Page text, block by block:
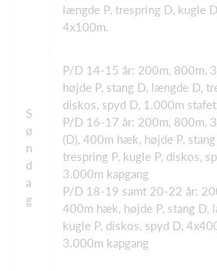
længde P, trespring D, kugle
4x100m.
S
ø
n
d
a
g
P/D 14-15 år: 200m, 800m,
højde P, stang D, længde D,
diskos, spyd D, 1.000m
P/D 16-17 år: 200m, 800m,
(D), 400m hæk, højde P,
trespring P, kugle P, diskos,
3.000m kapgang
P/D 18-19 samt 20-22 år:
400m hæk, højde P, stang D,
kugle P, diskos, spyd D,
3.000m kapgang